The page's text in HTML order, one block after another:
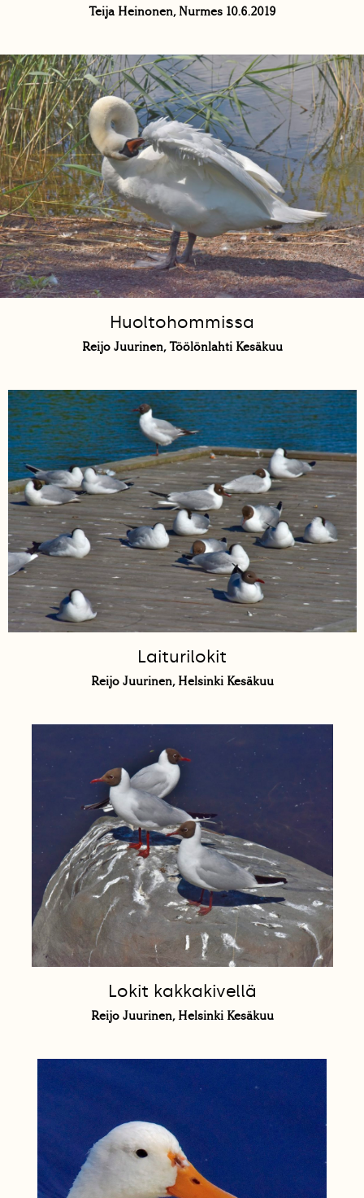
Teija Heinonen, Nurmes 10.6.2019
Huoltohommissa
Reijo Juurinen, Töölönlahti Kesäkuu
Laiturilokit
Reijo Juurinen, Helsinki Kesäkuu
Lokit kakkakivellä
Reijo Juurinen, Helsinki Kesäkuu